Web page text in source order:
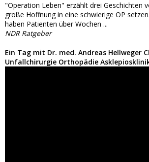
"Operation Leben" erzählt drei Geschichten
große Hoffnung in eine schwierige OP
haben Patienten über Wochen ...
NDR Ratgeber
Ein Tag mit Dr. med. Andreas Hellweger
Unfallchirurgie Orthopädie